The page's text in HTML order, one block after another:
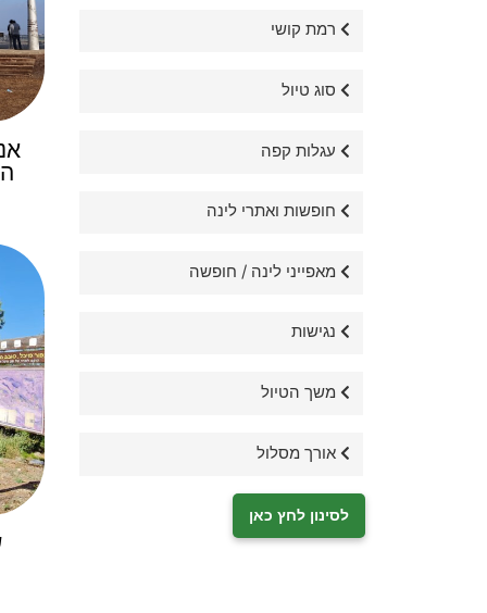
רמת קושי
סוג טיול
עגלות קפה
חופשות ואתרי לינה
מאפייני לינה / חופשה
נגישות
משך הטיול
אורך מסלול
לסינון לחץ כאן